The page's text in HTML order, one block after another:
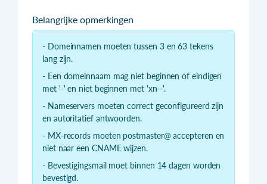
Belangrijke opmerkingen
- Domeinnamen moeten tussen 3 en 63 tekens
lang zijn.
- Een domeinnaam mag niet beginnen of eindigen
met '-' en niet beginnen met 'xn--'.
- Nameservers moeten correct geconfigureerd zijn
en autoritatief antwoorden.
- MX-records moeten postmaster@ accepteren en
niet naar een CNAME wijzen.
- Bevestigingsmail moet binnen 14 dagen worden
bevestigd.